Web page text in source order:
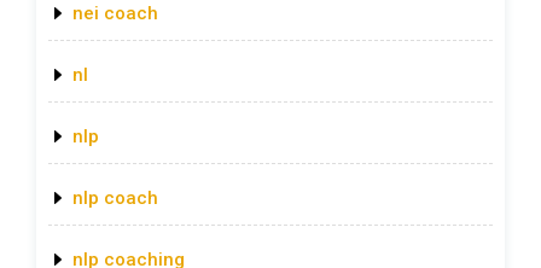
nei coach
nl
nlp
nlp coach
nlp coaching